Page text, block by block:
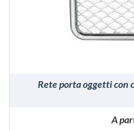
Rete porta oggetti con
A